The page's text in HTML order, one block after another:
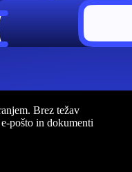
Brez težav
pošto in dokumenti